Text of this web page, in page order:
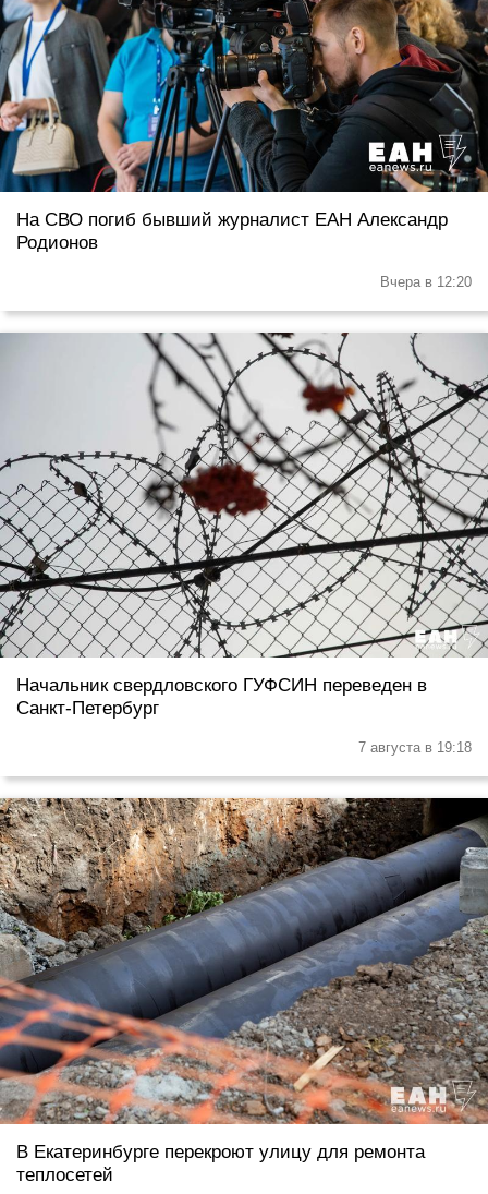
На СВО погиб бывший журналист ЕАН Александр
Родионов
Вчера в 12:20
Начальник свердловского ГУФСИН переведен в
Санкт-Петербург
7 августа в 19:18
В Екатеринбурге перекроют улицу для ремонта
теплосетей